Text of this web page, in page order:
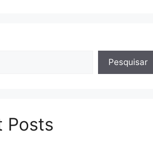
Pesquisar
Posts